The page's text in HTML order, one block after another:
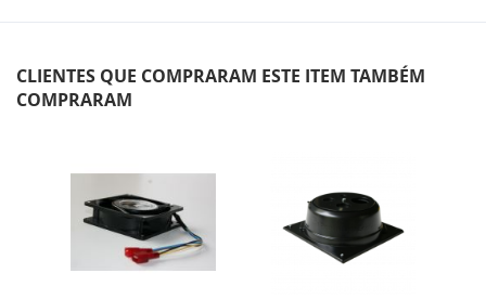
CLIENTES QUE COMPRARAM ESTE ITEM TAMBÉM
COMPRARAM